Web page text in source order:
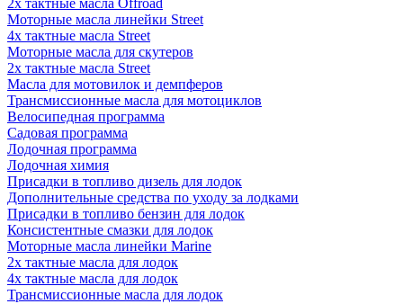
2х тактные масла Offroad
Моторные масла линейки Street
4х тактные масла Street
Моторные масла для скутеров
2х тактные масла Street
Масла для мотовилок и демпферов
Трансмиссионные масла для мотоциклов
Велосипедная программа
Садовая программа
Лодочная программа
Лодочная химия
Присадки в топливо дизель для лодок
Дополнительные средства по уходу за лодками
Присадки в топливо бензин для лодок
Консистентные смазки для лодок
Моторные масла линейки Marine
2х тактные масла для лодок
4х тактные масла для лодок
Трансмиссионные масла для лодок